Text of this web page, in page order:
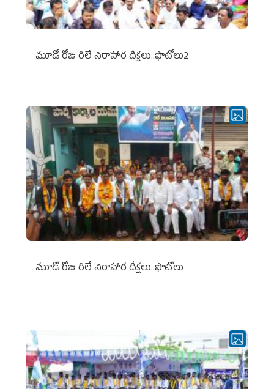
మూడో రోజు రిలే నిరాహార దీక్షలు..ఫొటోలు2
మూడో రోజు రిలే నిరాహార దీక్షలు..ఫొటోలు